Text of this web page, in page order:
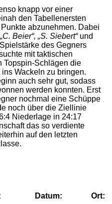
knapp vor einer
den Tabellenersten
abzunehmen. Dabei
Beier“, „S. Siebert“und
des Gegners
mit taktischen
Topspin-Schlägen die
Wackeln zu bringen.
auch sehr gut, sodass
werden konnten. Erst
nochmal eine Schüppe
noch über die Ziellinie
Niederlage in 24:17
das so verdiente
auf den letzten
Datum: Ort: